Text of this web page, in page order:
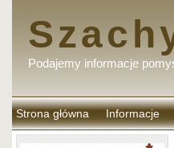
Podajemy informacje
Strona główna Informacje